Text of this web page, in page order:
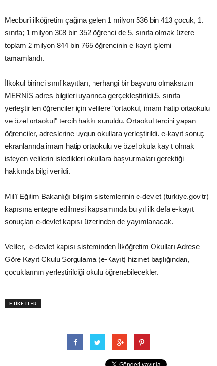
Mecburî ilköğretim çağına gelen 1 milyon 536 bin 413 çocuk, 1.
sınıfa; 1 milyon 308 bin 352 öğrenci de 5. sınıfa olmak üzere
toplam 2 milyon 844 bin 765 öğrencinin e-kayıt işlemi
tamamlandı.
İlkokul birinci sınıf kayıtları, herhangi bir başvuru olmaksızın
MERNİS adres bilgileri uyarınca gerçekleştirildi.5. sınıfa
yerleştirilen öğrenciler için velilere "ortaokul, imam hatip ortaokulu
ve özel ortaokul" tercih hakkı sunuldu. Ortaokul tercihi yapan
öğrenciler, adreslerine uygun okullara yerleştirildi. e-kayıt sonuç
ekranlarında imam hatip ortaokulu ve özel okula kayıt olmak
isteyen velilerin istedikleri okullara başvurmaları gerektiği
hakkında bilgi verildi.
Millî Eğitim Bakanlığı bilişim sistemlerinin e-devlet (turkiye.gov.tr)
kapısına entegre edilmesi kapsamında bu yıl ilk defa e-kayıt
sonuçları e-devlet kapısı üzerinden de yayımlanacak.
Veliler, e-devlet kapısı sisteminden İlköğretim Okulları Adrese
Göre Kayıt Okulu Sorgulama (e-Kayıt) hizmet başlığından,
çocuklarının yerleştirildiği okulu öğrenebilecekler.
ETİKETLER